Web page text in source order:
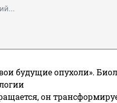
будущие опухоли».
он